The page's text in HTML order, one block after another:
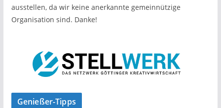
ausstellen, da wir keine anerkannte gemeinnützige
Organisation sind. Danke!
Genießer-Tipps